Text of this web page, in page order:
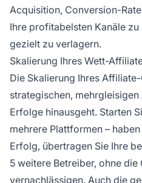
Acquisition, Conversion-
Ihre profitabelsten Kanäle
gezielt zu verlagern.
Skalierung Ihres Wett-
Die Skalierung Ihres
strategischen,
Erfolge hinausgeht. Starten
mehrere Plattformen –
Erfolg, übertragen Sie Ihre
5 weitere Betreiber, ohne
vernachlässigen. Auch die